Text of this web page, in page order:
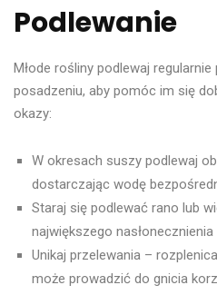
Podlewanie
Młode rośliny podlewaj
posadzeniu, aby pomóc im się
okazy:
W okresach suszy podlewaj
dostarczając wodę
Staraj się podlewać rano lub
największego nasłonecznienia
Unikaj przelewania –
może prowadzić do gnicia